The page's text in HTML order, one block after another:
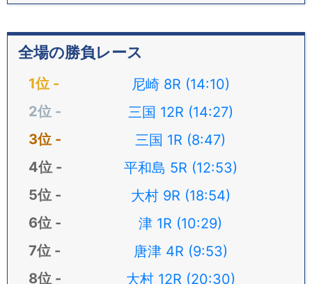
全場の勝負レース
尼崎 8R (14:10)
三国 12R (14:27)
三国 1R (8:47)
平和島 5R (12:53)
大村 9R (18:54)
津 1R (10:29)
唐津 4R (9:53)
大村 12R (20:30)